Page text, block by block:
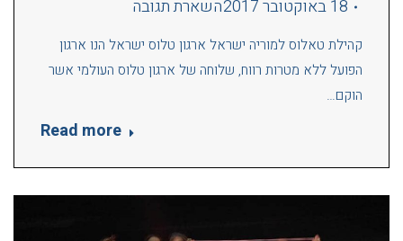
18 באוקטובר 2017
השארת תגובה
קהילת טאלוס למוריה ישראל ארגון טלוס ישראל הנו ארגון
הפועל ללא מטרות רווח, שלוחה של ארגון טלוס העולמי אשר
הוקם…
Read more